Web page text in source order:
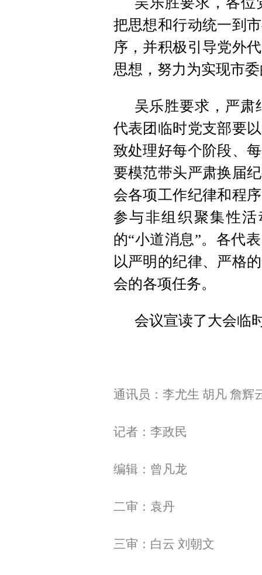
把思想和行动统一到
序，并积极引导党外
思想，努力为实现市
吴乐胜要求，严肃
代表团临时党支部要
致处理好每个阶段、
要模范带头严肃换届
会各项工作纪律和程
参与非组织聚集性
的“小道消息”。各代
以严明的纪律、严格
会的各项任务。
会议宣读了大会临
通讯员：李尤生 胡凡 詹辉
记者：李政民
编辑：曾凡龙
二审：袁丹
三审：白云 刘朝文